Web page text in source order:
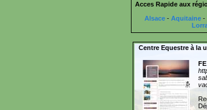
Acces Rapide aux
Alsace - Aquitaine -
Centre Equestre à la